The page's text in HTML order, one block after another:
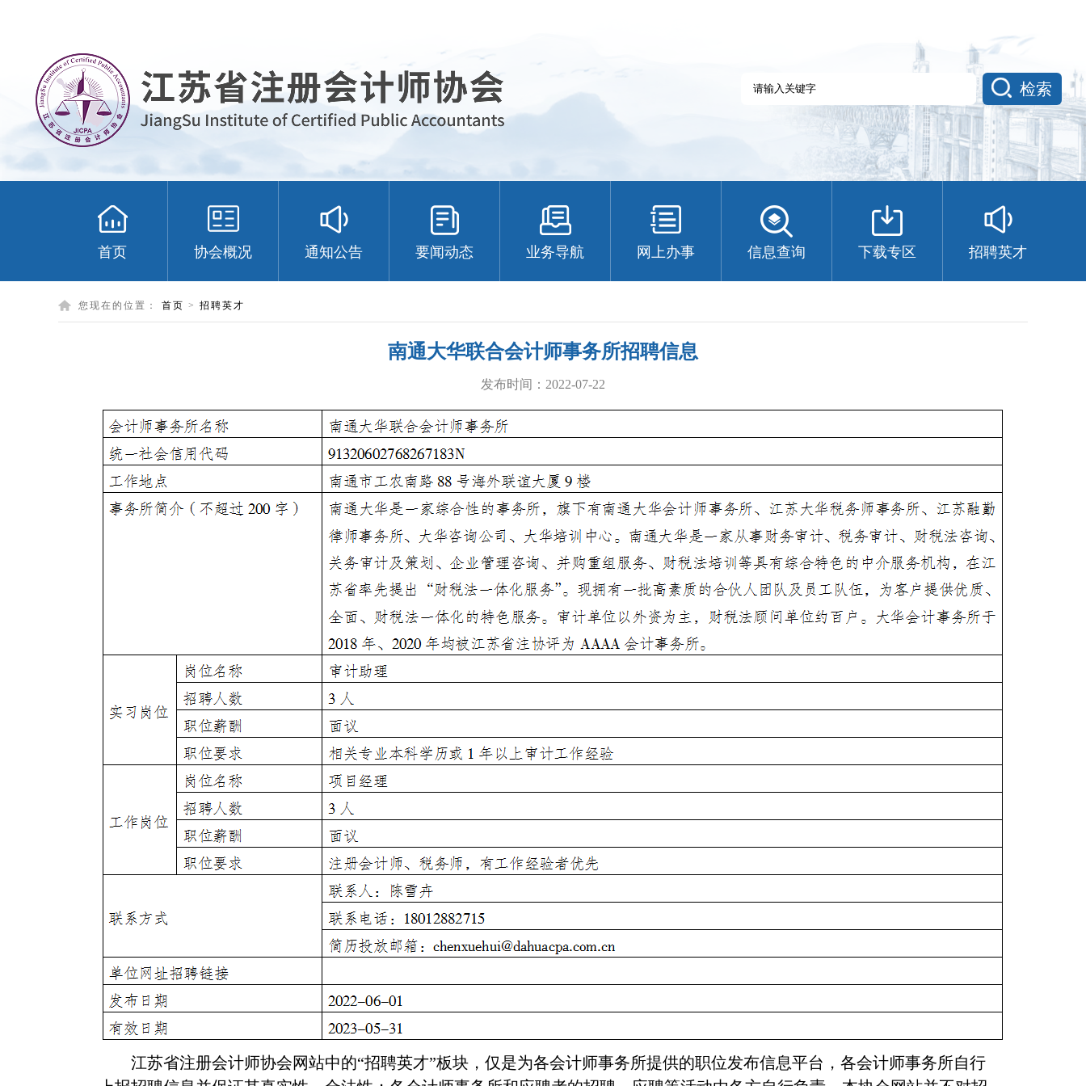
检索
首页 协会概况 通知公告 要闻动态 业务导航 网上办事 信息查询 下载专区 招聘英才
您现在的位置： 首页 > 招聘英才
南通大华联合会计师事务所招聘信息
发布时间：2022-07-22
江苏省注册会计师协会网站中的“招聘英才”板块，仅是为各会计师事务所提供的职位发布信息平台，各会计师事务所自行